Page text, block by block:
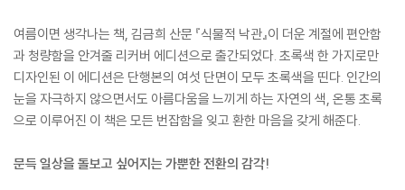
여름이면 생각나는 책, 김금희 산문 『식물적 낙관』이 더운 계절에 편안함
과 청량함을 안겨줄 리커버 에디션으로 출간되었다. 초록색 한 가지로만
디자인된 이 에디션은 단행본의 여섯 단면이 모두 초록색을 띤다. 인간의
눈을 자극하지 않으면서도 아름다움을 느끼게 하는 자연의 색, 온통 초록
으로 이루어진 이 책은 모든 번잡함을 잊고 환한 마음을 갖게 해준다.
문득 일상을 돌보고 싶어지는 가뿐한 전환의 감각!